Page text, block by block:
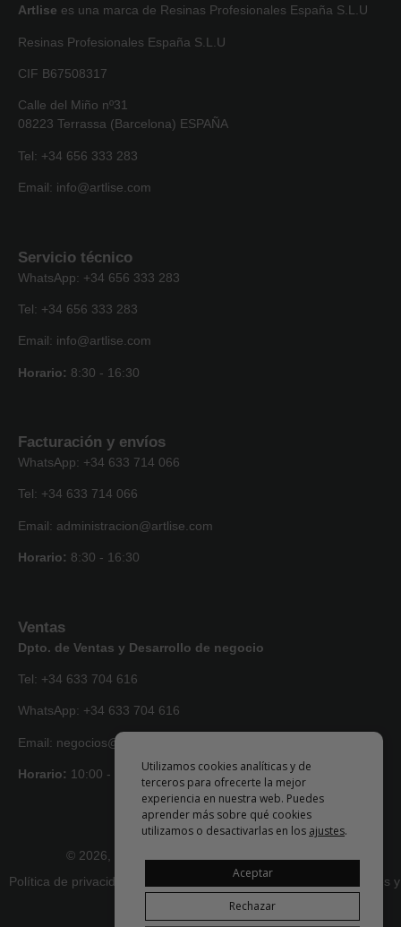
Artlise es una marca de Resinas Profesionales España S.L.U
Resinas Profesionales España S.L.U
CIF B67508317
Calle del Miño nº31
08223 Terrassa (Barcelona) ESPAÑA
Tel: +34 656 333 283
Email: info@artlise.com
Servicio técnico
WhatsApp: +34 656 333 283
Tel: +34 656 333 283
Email: info@artlise.com
Horario: 8:30 - 16:30
Facturación y envíos
WhatsApp: +34 633 714 066
Tel: +34 633 714 066
Email: administracion@artlise.com
Horario: 8:30 - 16:30
Ventas
Dpto. de Ventas y Desarrollo de negocio
Tel: +34 633 704 616
WhatsApp: +34 633 704 616
Email: negocios@artlise.com
Horario: 10:00 - 18:00
© 2026, todos los derechos reservados • Artlise
Política de privacidad
Términos y condiciones
Devoluciones y
Utilizamos cookies analíticas y de
terceros para ofrecerte la mejor
experiencia en nuestra web. Puedes
aprender más sobre qué cookies
utilizamos o desactivarlas en los ajustes.
Aceptar
Rechazar